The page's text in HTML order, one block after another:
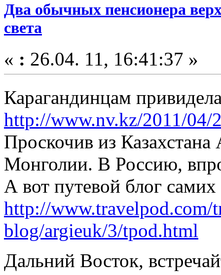
Два обычных пенсионера
света
« : 26.04. 11, 16:41:37 »
Карагандинцам
http://www.nv.kz/2011/04/
Проскочив из Казахстана
Монголии. В Россию,
А вот путевой блог
http://www.travelpod.com/
blog/argieuk/3/tpod.html
Дальний Восток,